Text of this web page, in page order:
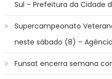
Sul – Prefeitura da Cidade
Supercampeonato
neste sábado (8) –
Funsat encerra semana